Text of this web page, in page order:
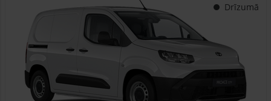
Drīzumā